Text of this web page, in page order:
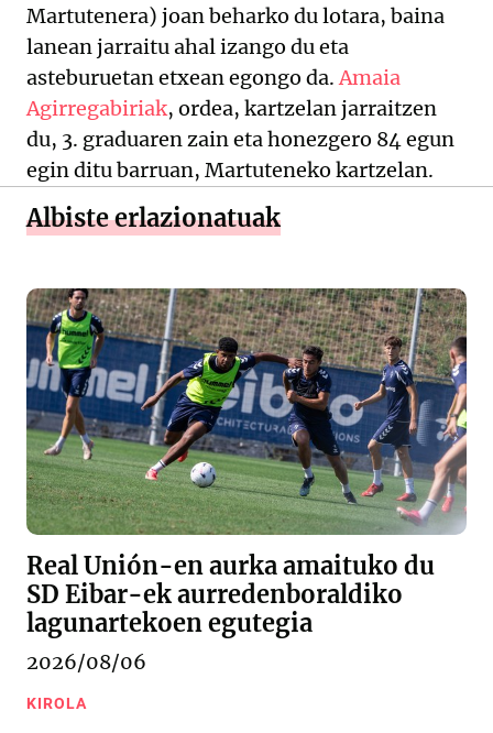
Martutenera) joan beharko du lotara, baina
lanean jarraitu ahal izango du eta
asteburuetan etxean egongo da.Amaia
Agirregabiriak, ordea, kartzelan jarraitzen
du, 3. graduaren zain eta honezgero 84 egun
egin ditu barruan, Martuteneko kartzelan.
Albiste erlazionatuak
Real Unión-en aurka amaituko du
SD Eibar-ek aurredenboraldiko
lagunartekoen egutegia
2026/08/06
KIROLA